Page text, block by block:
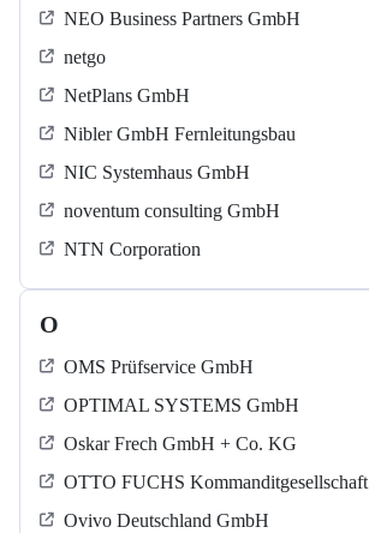
NEO Business Partners GmbH
netgo
NetPlans GmbH
Nibler GmbH Fernleitungsbau
NIC Systemhaus GmbH
noventum consulting GmbH
NTN Corporation
O
OMS Prüfservice GmbH
OPTIMAL SYSTEMS GmbH
Oskar Frech GmbH + Co. KG
OTTO FUCHS Kommanditgesellschaft
Ovivo Deutschland GmbH